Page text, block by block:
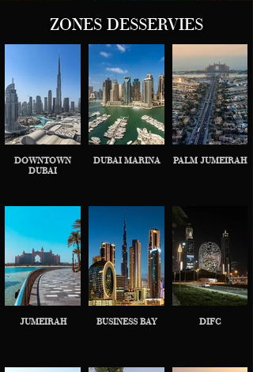
ZONES DESSERVIES
DOWNTOWN
DUBAI
DUBAI MARINA PALM JUMEIRAH
JUMEIRAH BUSINESS BAY DIFC